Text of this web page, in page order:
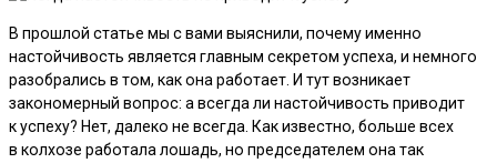
В прошлой статье мы с вами выяснили, почему именно
настойчивость является главным секретом успеха, и немного
разобрались в том, как она работает. И тут возникает
закономерный вопрос: а всегда ли настойчивость приводит
к успеху? Нет, далеко не всегда. Как известно, больше всех
в колхозе работала лошадь, но председателем она так